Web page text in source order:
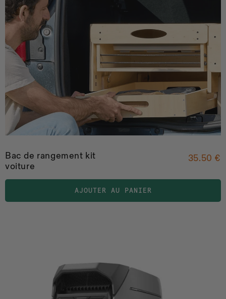
Bac de rangement kit
voiture
35.50 €
AJOUTER AU PANIER